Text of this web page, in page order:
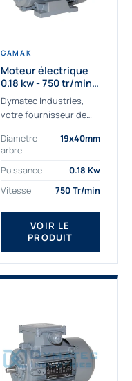
GAMAK
Moteur électrique
0.18 kw - 750 tr/min -
230/400V - IE3
Dymatec Industries,
votre fournisseur de
kw. Dymatec Industries
vous propose le moteur
électrique 0.18 kw, un
moteur de qualité...
Diamètre
arbre
19x40mm
Puissance
0.18 Kw
Vitesse
750 Tr/min
VOIR LE
PRODUIT